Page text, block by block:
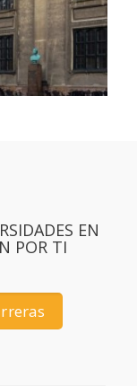
EN
POR TI